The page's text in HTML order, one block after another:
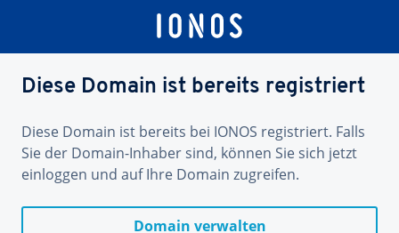
Diese Domain ist bereits registriert
Diese Domain ist bereits bei IONOS registriert. Falls
Sie der Domain-Inhaber sind, können Sie sich jetzt
einloggen und auf Ihre Domain zugreifen.
Domain verwalten